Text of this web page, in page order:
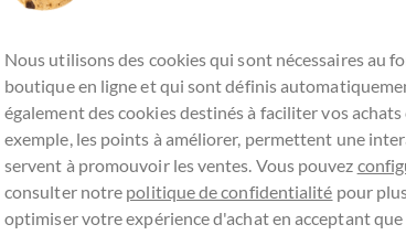
. Die Kakaobohnen werden von den lokalen
von Marou ist ein Muss für jeden
Nous utilisons des cookies qui sont nécessaires au
boutique en ligne et qui sont définis
également des cookies destinés à faciliter vos
exemple, les points à améliorer, permettent une
servent à promouvoir les ventes. Vous pouvez
consulter notre politique de confidentialité pour
optimiser votre expérience d'achat en acceptant